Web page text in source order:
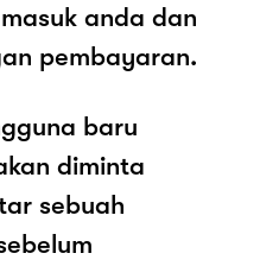
anda dan
pembayaran.
baru
diminta
sebuah